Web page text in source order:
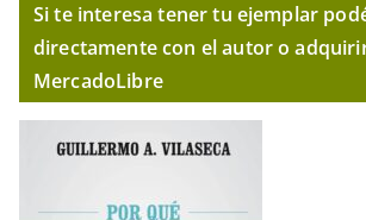
Si te interesa tener tu ejemplar
directamente con el autor o
MercadoLibre